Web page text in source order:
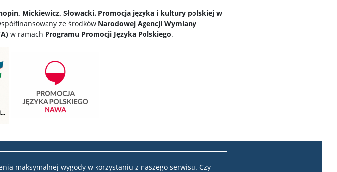
maksymalnej wygody w korzystaniu z naszego serwisu. Czy
Mickiewicz, Słowacki. Promocja języka i kultury polskiej w
ze środków Narodowej Agencji Wymiany
w ramach Programu Promocji Języka Polskiego.